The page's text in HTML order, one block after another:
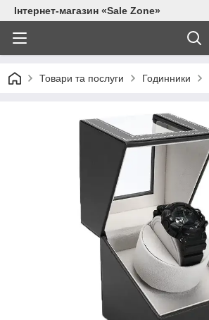
Інтернет-магазин «Sale Zone»
Товари та послуги Годинники